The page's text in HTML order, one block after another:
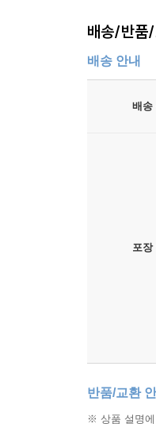
배송/반품
배송 안내
배송
포장
반품/교환
※ 상품 설명에